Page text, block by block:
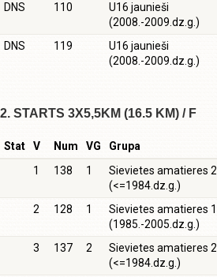
DNS 110
U16 jaunieši
(2008.-2009.dz.g.)
DNS 119
U16 jaunieši
(2008.-2009.dz.g.)
2. STARTS 3X5,5KM (16.5 KM) / F
Stat V Num VG Grupa
1
138 1
Sievietes amatieres 2
(<=1984.dz.g.)
2
128 1
Sievietes amatieres 1
(1985.-2005.dz.g.)
3 137 2
Sievietes amatieres 2
(<=1984.dz.g.)